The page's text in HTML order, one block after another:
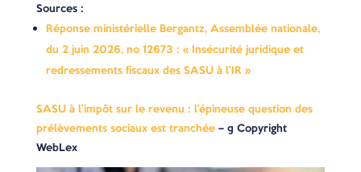
Sources :
Réponse ministérielle Bergantz, Assemblée nationale,
du 2 juin 2026, no 12673 : « Insécurité juridique et
redressements fiscaux des SASU à l’IR »
SASU à l’impôt sur le revenu : l’épineuse question des
prélèvements sociaux est tranchée– © Copyright
WebLex